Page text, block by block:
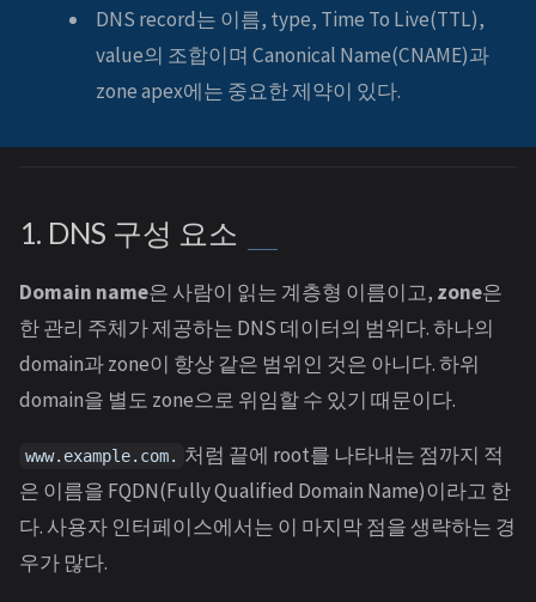
DNS record는 이름, type, Time To Live(TTL),
value의 조합이며 Canonical Name(CNAME)과
zone apex에는 중요한 제약이 있다.
1. DNS 구성 요소
Domain name은 사람이 읽는 계층형 이름이고, zone은
한 관리 주체가 제공하는 DNS 데이터의 범위다. 하나의
domain과 zone이 항상 같은 범위인 것은 아니다. 하위
domain을 별도 zone으로 위임할 수 있기 때문이다.
www.example.com. 처럼 끝에 root를 나타내는 점까지 적
은 이름을 FQDN(Fully Qualified Domain Name)이라고 한
다. 사용자 인터페이스에서는 이 마지막 점을 생략하는 경
우가 많다.